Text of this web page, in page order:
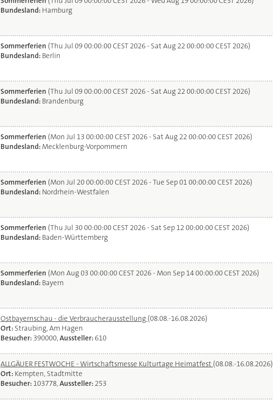
Bundesland: Hamburg
Sommerferien (Thu Jul 09 00:00:00 CEST 2026 - Sat Aug 22 00:00:00 CEST 2026)
Bundesland: Berlin
Sommerferien (Thu Jul 09 00:00:00 CEST 2026 - Sat Aug 22 00:00:00 CEST 2026)
Bundesland: Brandenburg
Sommerferien (Mon Jul 13 00:00:00 CEST 2026 - Sat Aug 22 00:00:00 CEST 2026)
Bundesland: Mecklenburg-Vorpommern
Sommerferien (Mon Jul 20 00:00:00 CEST 2026 - Tue Sep 01 00:00:00 CEST 2026)
Bundesland: Nordrhein-Westfalen
Sommerferien (Thu Jul 30 00:00:00 CEST 2026 - Sat Sep 12 00:00:00 CEST 2026)
Bundesland: Baden-Württemberg
Sommerferien (Mon Aug 03 00:00:00 CEST 2026 - Mon Sep 14 00:00:00 CEST 2026)
Bundesland: Bayern
Ostbayernschau - die Verbraucherausstellung (08.08.-16.08.2026)
Ort: Straubing, Am Hagen
Besucher: 390000,Aussteller: 610
ALLGÄUER FESTWOCHE - Wirtschaftsmesse Kulturtage Heimatfest (08.08.-16.08.2026)
Ort: Kempten, Stadtmitte
Besucher: 103778,Aussteller: 253